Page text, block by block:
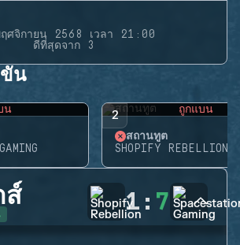
ศจิกายน 2568 เวลา 21:00
ดีที่สุดจาก 3
น
น 2 ถูกแบน
สถานทูต
SHOPIFY REBELLION
ส์ 1 : 7